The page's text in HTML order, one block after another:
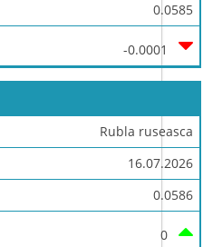
0.0585
-0.0001
Rubla ruseasca
16.07.2026
0.0586
0